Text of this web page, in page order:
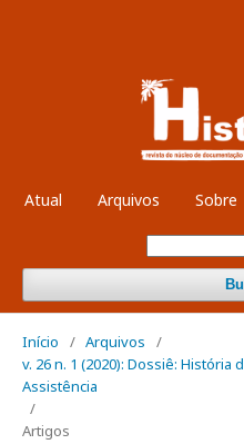
Atual Arquivos Sobre
Início / Arquivos
/
v. 26 n. 1 (2020): Dossiê: História
Assistência
/
Artigos